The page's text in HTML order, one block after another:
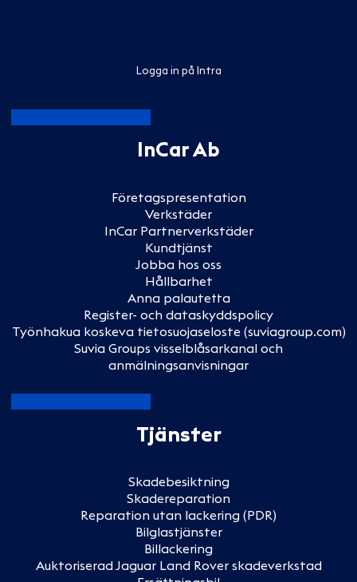
Logga in på Intra
InCar Ab
Företagspresentation
Verkstäder
InCar Partnerverkstäder
Kundtjänst
Jobba hos oss
Hållbarhet
Anna palautetta
Register- och dataskyddspolicy
Työnhakua koskeva tietosuojaseloste (suviagroup.com)
Suvia Groups visselblåsarkanal och
anmälningsanvisningar
Tjänster
Skadebesiktning
Skadereparation
Reparation utan lackering (PDR)
Bilglastjänster
Billackering
Auktoriserad Jaguar Land Rover skadeverkstad